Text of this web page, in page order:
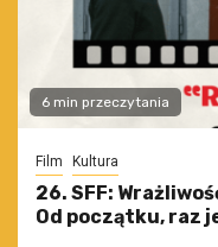
6 min przeczytania
Film Kultura
26. SFF:
Od początku, raz